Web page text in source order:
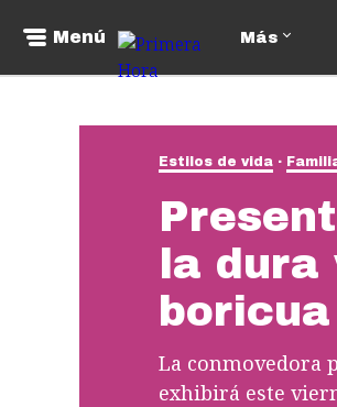
Menú Más
Estilos de vida
la
boricua
La conmovedora
exhibirá este